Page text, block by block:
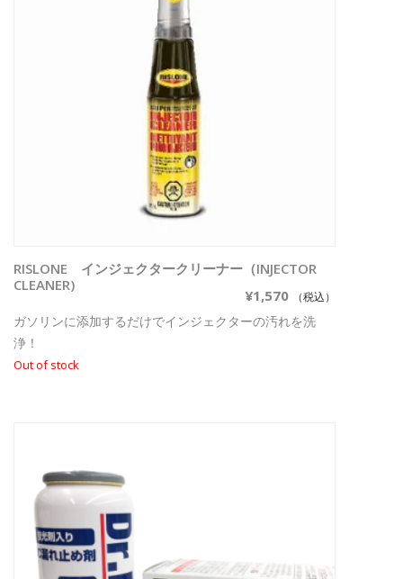
続きを読む
RISLONE インジェクタークリーナー（INJECTOR
CLEANER)
¥1,570 （税込）
ガソリンに添加するだけでインジェクターの汚れを洗
浄！
Out of stock